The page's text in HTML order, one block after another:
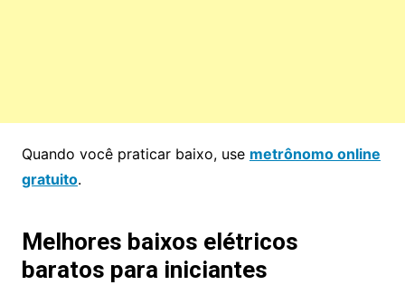
Quando você praticar baixo, use metrônomo online
gratuito.
Melhores baixos elétricos
baratos para iniciantes